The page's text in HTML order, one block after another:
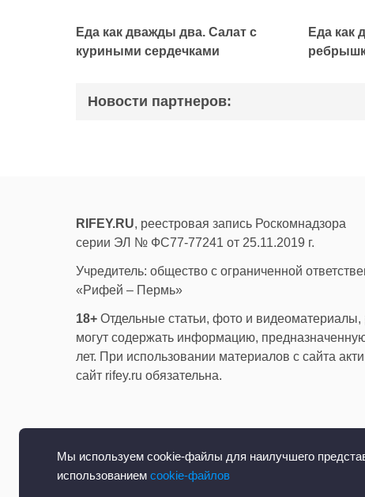
Мы используем cookie-файлы для наилучшего
использованием cookie-файлов
Еда как дважды два. Салат с
куриными сердечками
Еда как
Новости партнеров:
RIFEY.RU, реестровая запись Роскомнадзора
серии ЭЛ № ФС77-77241 от 25.11.2019 г.
Учредитель: общество с ограниченной
«Рифей – Пермь»
18+ Отдельные статьи, фото и
могут содержать информацию,
лет. При использовании материалов с сайта
сайт rifey.ru обязательна.